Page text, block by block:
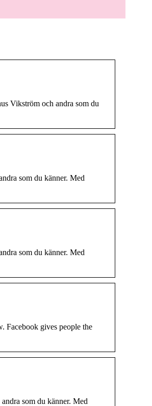
Vikström och andra som du
som du känner. Med
som du känner. Med
Facebook gives people the
som du känner. Med